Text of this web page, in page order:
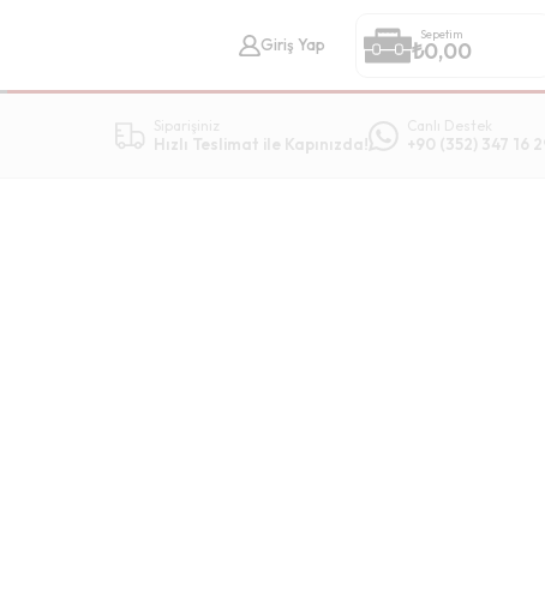
Giriş Yap
Sepetim
₺0,00
Siparişiniz
Hızlı Teslimat ile Kapınızda!
Canlı Destek
+90 (352) 347 16